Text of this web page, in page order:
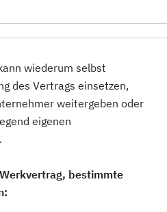
wiederum selbst
des Vertrags einsetzen,
weitergeben oder
eigenen
bestimmte